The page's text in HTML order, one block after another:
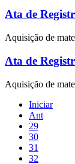
Ata de
Aquisição de
Ata de
Aquisição de
Iniciar
Ant
29
30
31
32